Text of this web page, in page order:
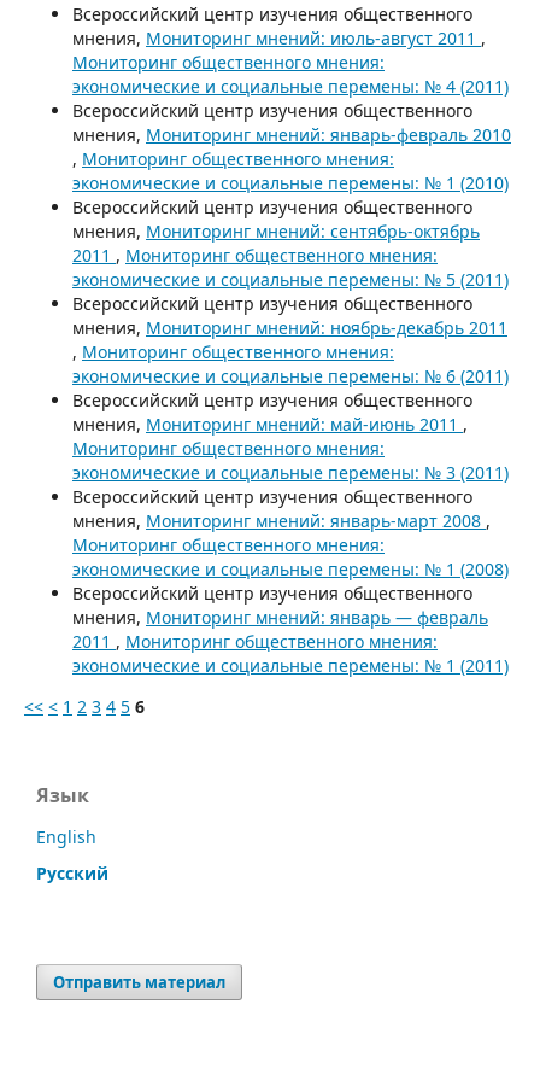
Всероссийский центр изучения общественного
мнения, Мониторинг мнений: июль-август 2011 ,
Мониторинг общественного мнения:
экономические и социальные перемены: № 4 (2011)
Всероссийский центр изучения общественного
мнения, Мониторинг мнений: январь-февраль 2010
, Мониторинг общественного мнения:
экономические и социальные перемены: № 1 (2010)
Всероссийский центр изучения общественного
мнения, Мониторинг мнений: сентябрь-октябрь
2011 , Мониторинг общественного мнения:
экономические и социальные перемены: № 5 (2011)
Всероссийский центр изучения общественного
мнения, Мониторинг мнений: ноябрь-декабрь 2011
, Мониторинг общественного мнения:
экономические и социальные перемены: № 6 (2011)
Всероссийский центр изучения общественного
мнения, Мониторинг мнений: май-июнь 2011 ,
Мониторинг общественного мнения:
экономические и социальные перемены: № 3 (2011)
Всероссийский центр изучения общественного
мнения, Мониторинг мнений: январь-март 2008 ,
Мониторинг общественного мнения:
экономические и социальные перемены: № 1 (2008)
Всероссийский центр изучения общественного
мнения, Мониторинг мнений: январь — февраль
2011 , Мониторинг общественного мнения:
экономические и социальные перемены: № 1 (2011)
<< < 1 2 3 4 5 6
Язык
English
Русский
Отправить материал